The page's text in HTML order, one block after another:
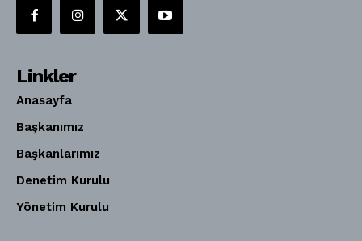
Linkler
Anasayfa
Başkanımız
Başkanlarımız
Denetim Kurulu
Yönetim Kurulu